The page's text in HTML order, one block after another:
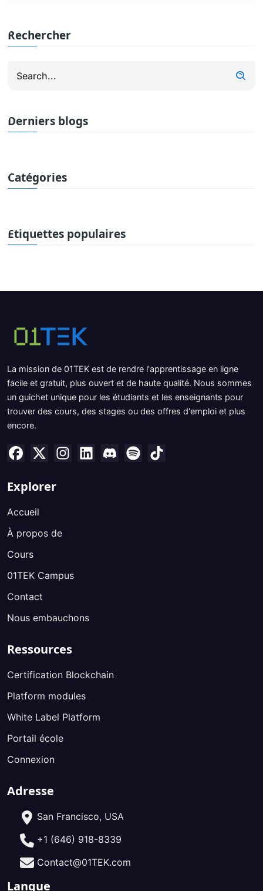
Rechercher
Derniers blogs
Catégories
Étiquettes populaires
La mission de 01TEK est de rendre l'apprentissage en ligne
facile et gratuit, plus ouvert et de haute qualité. Nous sommes
un guichet unique pour les étudiants et les enseignants pour
trouver des cours, des stages ou des offres d'emploi et plus
encore.
Explorer
Accueil
À propos de
Cours
01TEK Campus
Contact
Nous embauchons
Ressources
Certification Blockchain
Platform modules
White Label Platform
Portail école
Connexion
Adresse
San Francisco, USA
+1 (646) 918-8339
Contact@01TEK.com
Langue